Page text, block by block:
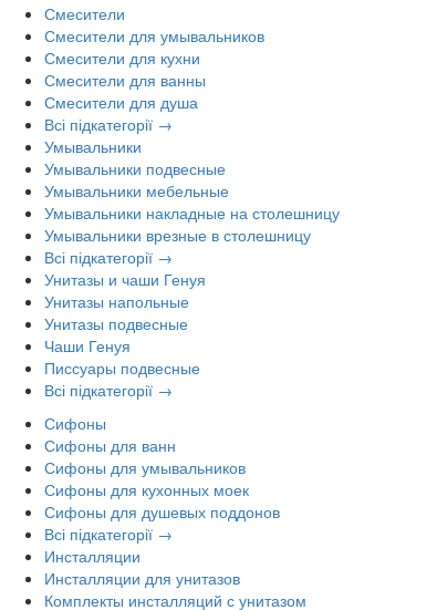
Смесители
Смесители для умывальников
Смесители для кухни
Смесители для ванны
Смесители для душа
Всі підкатегорії →
Умывальники
Умывальники подвесные
Умывальники мебельные
Умывальники накладные на столешницу
Умывальники врезные в столешницу
Всі підкатегорії →
Унитазы и чаши Генуя
Унитазы напольные
Унитазы подвесные
Чаши Генуя
Писсуары подвесные
Всі підкатегорії →
Сифоны
Сифоны для ванн
Сифоны для умывальников
Сифоны для кухонных моек
Сифоны для душевых поддонов
Всі підкатегорії →
Инсталляции
Инсталляции для унитазов
Комплекты инсталляций с унитазом